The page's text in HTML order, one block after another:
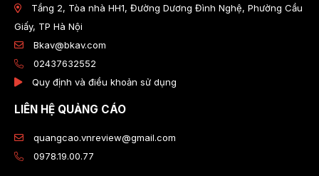
Tầng 2, Tòa nhà HH1, Đường Dương Đình Nghệ, Phường Cầu
Giấy, TP Hà Nội
Bkav@bkav.com
02437632552
Quy định và điều khoản sử dụng
LIÊN HỆ QUẢNG CÁO
quangcao.vnreview@gmail.com
0978.19.00.77